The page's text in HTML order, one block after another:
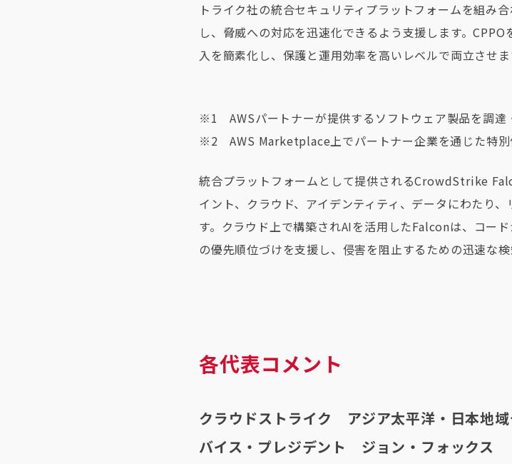
トライク社の統合セキュリティプラットフォームを組み
し、脅威への対応を迅速化できるよう支援します。
入を簡素化し、保護と運用効率を高いレベルで両立させま
※1 AWSパートナーが提供するソフトウェア製品を調達
※2 AWS Marketplace上でパートナー企業を通じた特別
統合プラットフォームとして提供されるCrowdStrike
イント、クラウド、アイデンティティ、データにわたり
す。クラウド上で構築されAIを活用したFalconは、コー
の優先順位づけを支援し、侵害を阻止するための迅速な検
各代表コメント
クラウドストライク アジア太平洋・日本地
バイス・プレジデント ジョン・フォックス